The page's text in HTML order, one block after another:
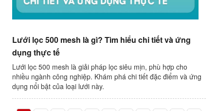
Lưới lọc 500 mesh là gì? Tìm hiểu chi tiết và ứng
dụng thực tế
Lưới lọc 500 mesh là giải pháp lọc siêu mịn, phù hợp cho
nhiều ngành công nghiệp. Khám phá chi tiết đặc điểm và ứng
dụng nổi bật của loại lưới này.